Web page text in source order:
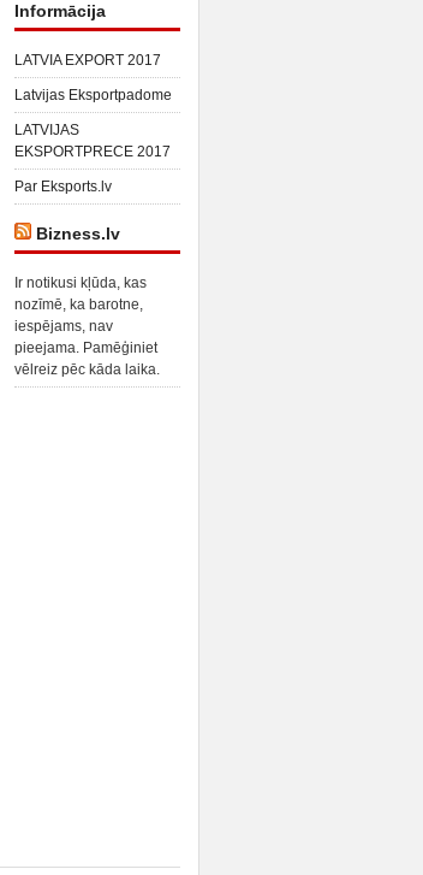
Informācija
LATVIA EXPORT 2017
Latvijas Eksportpadome
LATVIJAS
EKSPORTPRECE 2017
Par Eksports.lv
Bizness.lv
Ir notikusi kļūda, kas
nozīmē, ka barotne,
iespējams, nav
pieejama. Pamēģiniet
vēlreiz pēc kāda laika.